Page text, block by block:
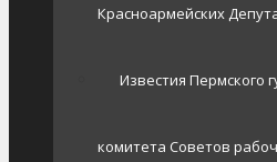
Красноармейских
Известия Пермского
комитета Советов